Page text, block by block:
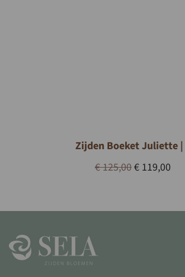
Zijden Boeket Juliette |
€125,00
€ 125,00.
€ 119,00
€